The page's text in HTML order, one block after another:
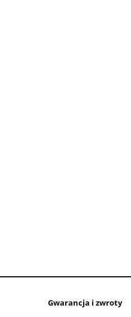
Gwarancja i zwroty